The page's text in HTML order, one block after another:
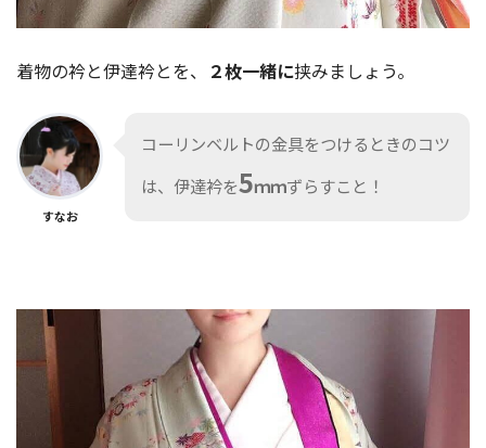
着物の衿と伊達衿とを、 ２枚一緒に挟みましょう。
すなお
コーリンベルトの金具をつけるときのコツ
は、伊達衿を5ｍｍずらすこと！